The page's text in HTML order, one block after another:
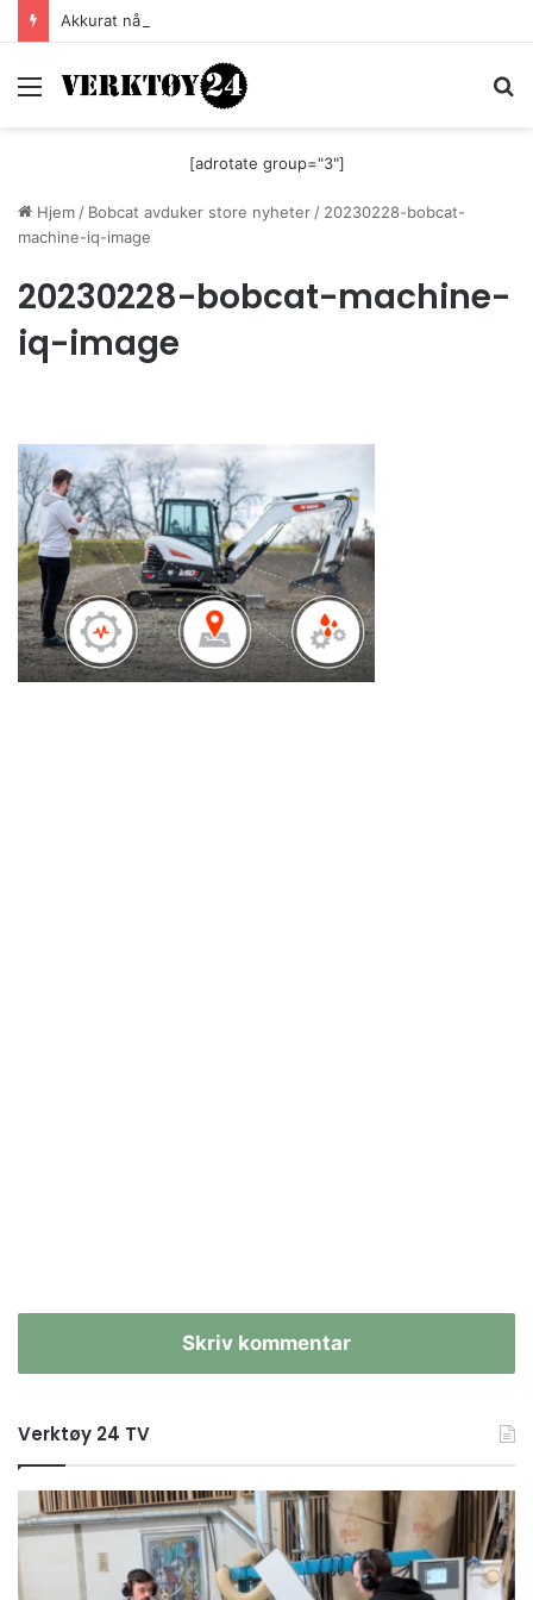
Akkurat nå er batteri-bordsaga til Festool billigere
Meny
[adrotate group="3"]
Hjem / Bobcat avduker store nyheter / 20230228-bobcat-
machine-iq-image
20230228-bobcat-machine-
iq-image
Skriv kommentar
Verktøy 24 TV